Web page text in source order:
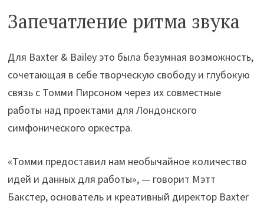
Запечатление ритма звука
Для Baxter & Bailey это была безумная возможность,
сочетающая в себе творческую свободу и глубокую
связь с Томми Пирсоном через их совместные
работы над проектами для Лондонского
симфонического оркестра.
«Томми предоставил нам необычайное количество
идей и данных для работы», — говорит Мэтт
Бакстер, основатель и креативный директор Baxter